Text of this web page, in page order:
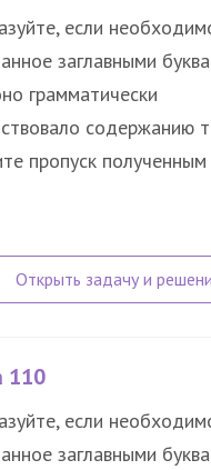
если
заглавными
грамматически
содержанию
пропуск
110
если
заглавными